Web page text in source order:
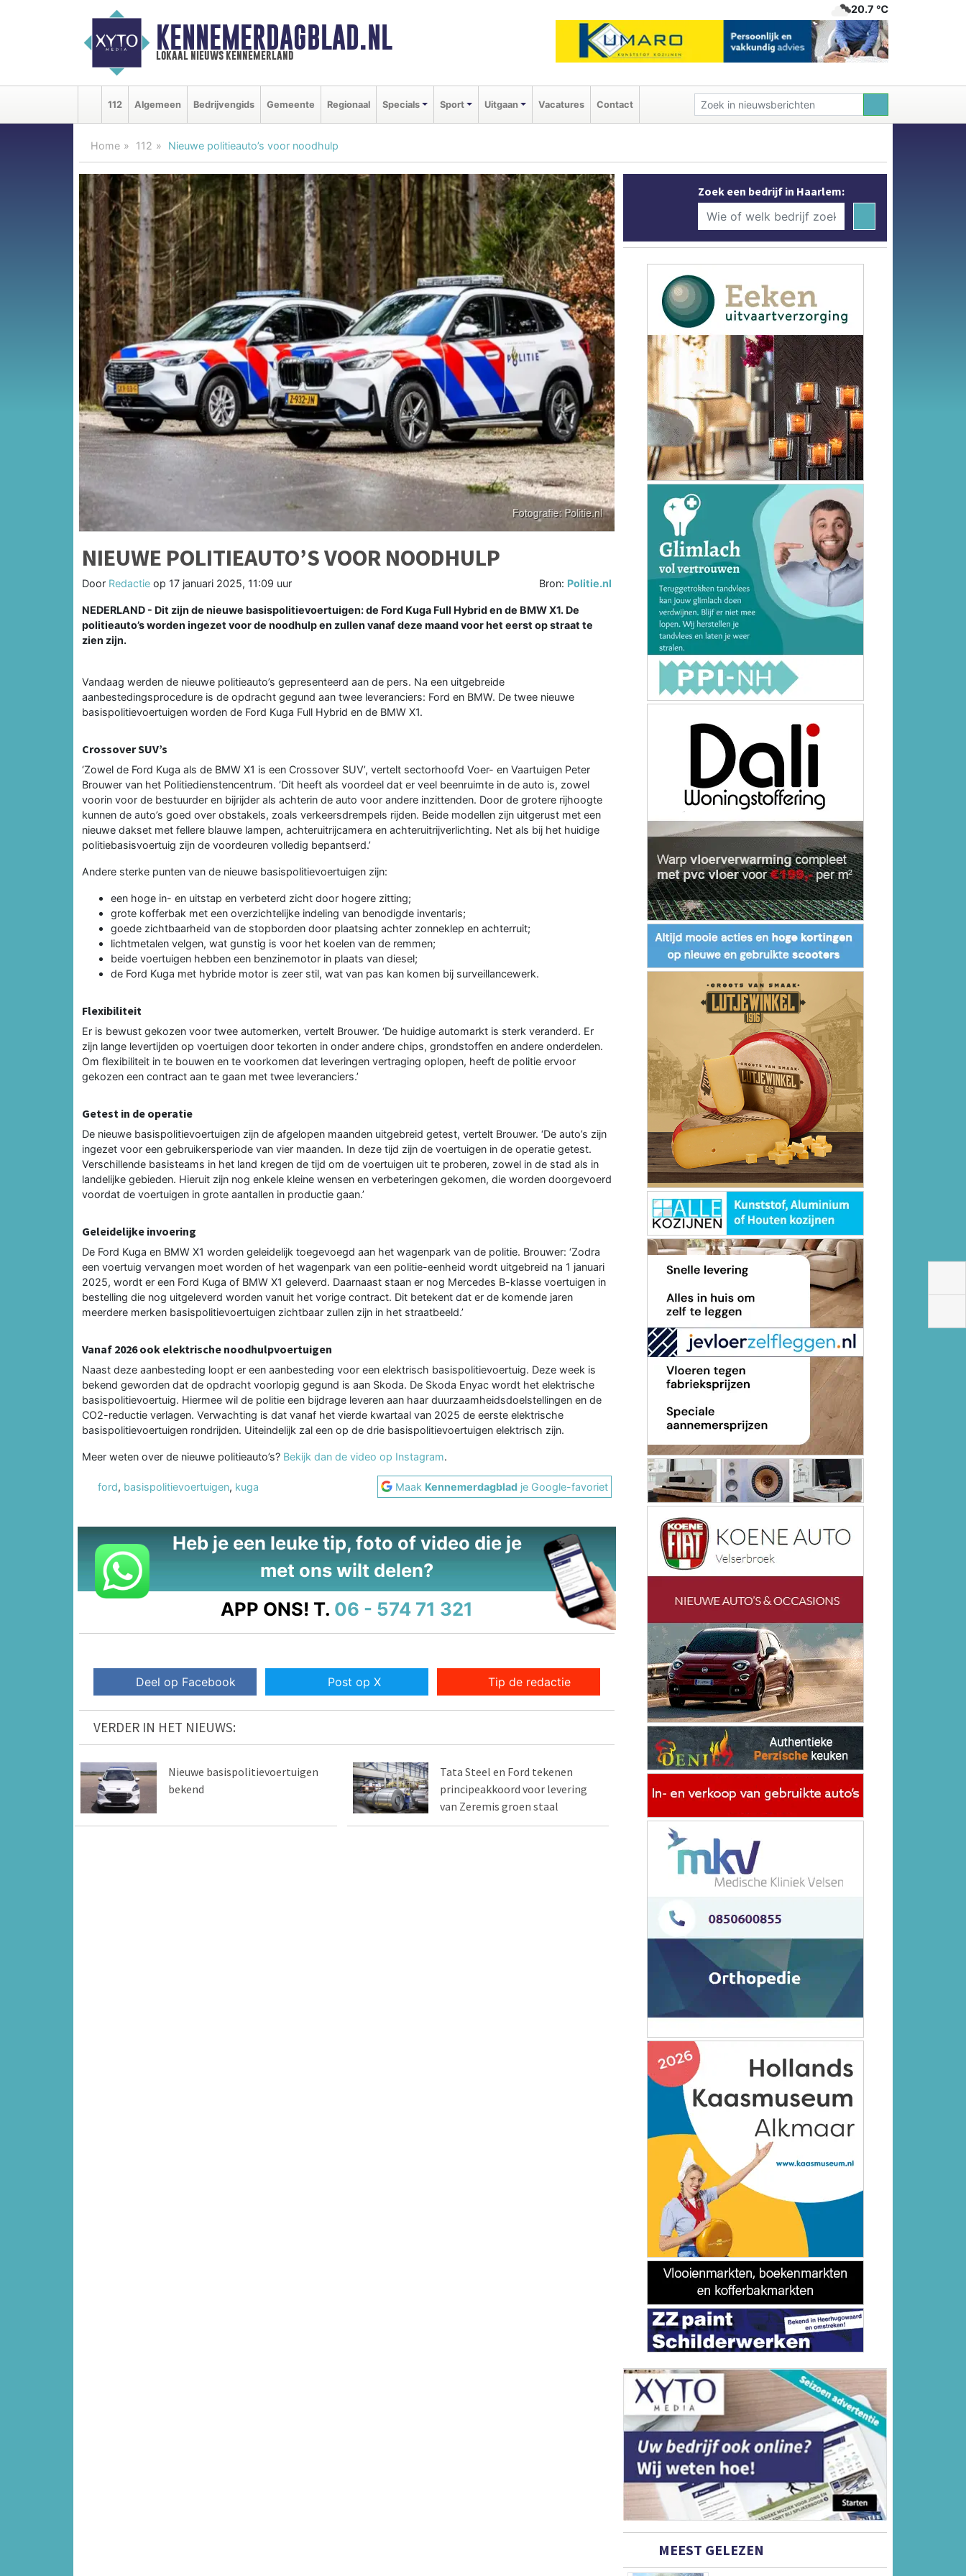
KENNEMERDAGBLAD.NL
lokaal nieuws kennemerland
20.7 ℃
112 Algemeen Bedrijvengids Gemeente Regionaal Specials Sport Uitgaan Vacatures Contact
Home 112 Nieuwe politieauto’s voor noodhulp
NIEUWE POLITIEAUTO’S VOOR NOODHULP
Door Redactie op 17 januari 2025, 11:09 uur Bron: Politie.nl
NEDERLAND - Dit zijn de nieuwe basispolitievoertuigen: de Ford Kuga Full Hybrid en de BMW X1. De
politieauto’s worden ingezet voor de noodhulp en zullen vanaf deze maand voor het eerst op straat te
zien zijn.
Vandaag werden de nieuwe politieauto’s gepresenteerd aan de pers. Na een uitgebreide
aanbestedingsprocedure is de opdracht gegund aan twee leveranciers: Ford en BMW. De twee nieuwe
basispolitievoertuigen worden de Ford Kuga Full Hybrid en de BMW X1.
Crossover SUV’s
‘Zowel de Ford Kuga als de BMW X1 is een Crossover SUV’, vertelt sectorhoofd Voer- en Vaartuigen Peter
Brouwer van het Politiedienstencentrum. ‘Dit heeft als voordeel dat er veel beenruimte in de auto is, zowel
voorin voor de bestuurder en bijrijder als achterin de auto voor andere inzittenden. Door de grotere rijhoogte
kunnen de auto’s goed over obstakels, zoals verkeersdrempels rijden. Beide modellen zijn uitgerust met een
nieuwe dakset met fellere blauwe lampen, achteruitrijcamera en achteruitrijverlichting. Net als bij het huidige
politiebasisvoertuig zijn de voordeuren volledig bepantserd.’
Andere sterke punten van de nieuwe basispolitievoertuigen zijn:
een hoge in- en uitstap en verbeterd zicht door hogere zitting;
grote kofferbak met een overzichtelijke indeling van benodigde inventaris;
goede zichtbaarheid van de stopborden door plaatsing achter zonneklep en achterruit;
lichtmetalen velgen, wat gunstig is voor het koelen van de remmen;
beide voertuigen hebben een benzinemotor in plaats van diesel;
de Ford Kuga met hybride motor is zeer stil, wat van pas kan komen bij surveillancewerk.
Flexibiliteit
Er is bewust gekozen voor twee automerken, vertelt Brouwer. ‘De huidige automarkt is sterk veranderd. Er
zijn lange levertijden op voertuigen door tekorten in onder andere chips, grondstoffen en andere onderdelen.
Om flexibiliteit in te bouwen en te voorkomen dat leveringen vertraging oplopen, heeft de politie ervoor
gekozen een contract aan te gaan met twee leveranciers.’
Getest in de operatie
De nieuwe basispolitievoertuigen zijn de afgelopen maanden uitgebreid getest, vertelt Brouwer. ‘De auto’s zijn
ingezet voor een gebruikersperiode van vier maanden. In deze tijd zijn de voertuigen in de operatie getest.
Verschillende basisteams in het land kregen de tijd om de voertuigen uit te proberen, zowel in de stad als in
landelijke gebieden. Hieruit zijn nog enkele kleine wensen en verbeteringen gekomen, die worden doorgevoerd
voordat de voertuigen in grote aantallen in productie gaan.’
Geleidelijke invoering
De Ford Kuga en BMW X1 worden geleidelijk toegevoegd aan het wagenpark van de politie. Brouwer: ‘Zodra
een voertuig vervangen moet worden of het wagenpark van een politie-eenheid wordt uitgebreid na 1 januari
2025, wordt er een Ford Kuga of BMW X1 geleverd. Daarnaast staan er nog Mercedes B-klasse voertuigen in
bestelling die nog uitgeleverd worden vanuit het vorige contract. Dit betekent dat er de komende jaren
meerdere merken basispolitievoertuigen zichtbaar zullen zijn in het straatbeeld.’
Vanaf 2026 ook elektrische noodhulpvoertuigen
Naast deze aanbesteding loopt er een aanbesteding voor een elektrisch basispolitievoertuig. Deze week is
bekend geworden dat de opdracht voorlopig gegund is aan Skoda. De Skoda Enyac wordt het elektrische
basispolitievoertuig. Hiermee wil de politie een bijdrage leveren aan haar duurzaamheidsdoelstellingen en de
CO2-reductie verlagen. Verwachting is dat vanaf het vierde kwartaal van 2025 de eerste elektrische
basispolitievoertuigen rondrijden. Uiteindelijk zal een op de drie basispolitievoertuigen elektrisch zijn.
Meer weten over de nieuwe politieauto’s? Bekijk dan de video op Instagram.
ford, basispolitievoertuigen, kuga Maak Kennemerdagblad je Google-favoriet
Heb je een leuke tip, foto of video die je
met ons wilt delen?
APP ONS! T. 06 - 574 71 321
Deel op Facebook Post op X Tip de redactie
VERDER IN HET NIEUWS:
Nieuwe basispolitievoertuigen
bekend
Tata Steel en Ford tekenen
principeakkoord voor levering
van Zeremis groen staal
Zoek een bedrijf in Haarlem:
MEEST GELEZEN